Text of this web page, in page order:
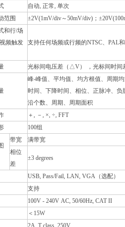
自动, 正常, 单次
范围
±2V(1mV/div～50mV/div)；
和行/场
频触发
支持任何场频或行频的NTSC、PAL
光标间电压差（△V） ，光标间时间
峰-峰值、平均值、均方根值、周期
时间、下降时间、相位、正脉冲、
沿个数、周期、周期面积
＋, －, ×, ÷, FFT
100组
带宽
满带宽
相位
差
±3 degrees
USB, Pass/Fail, LAN, VGA（选配）
支持
100V - 240V AC, 50/60Hz, CAT II
＜15W
2A, T class, 250V